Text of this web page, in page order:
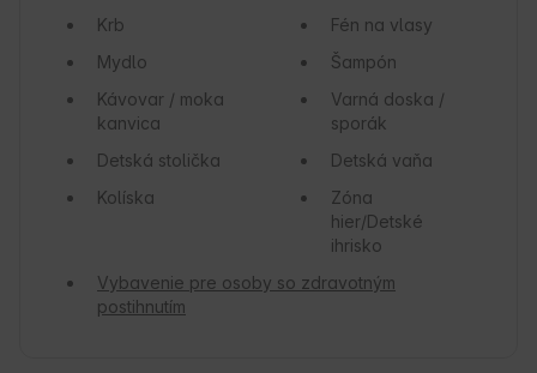
Krb
Fén na vlasy
Mydlo
Šampón
Kávovar / moka
kanvica
Varná doska /
sporák
Detská stolička
Detská vaňa
Kolíska
Zóna
hier/Detské
ihrisko
Vybavenie pre osoby so zdravotným
postihnutím